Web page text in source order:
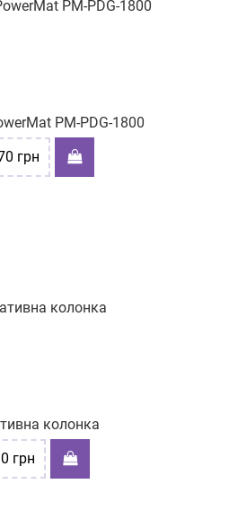
PM-PDG-1800
грн
колонка
грн